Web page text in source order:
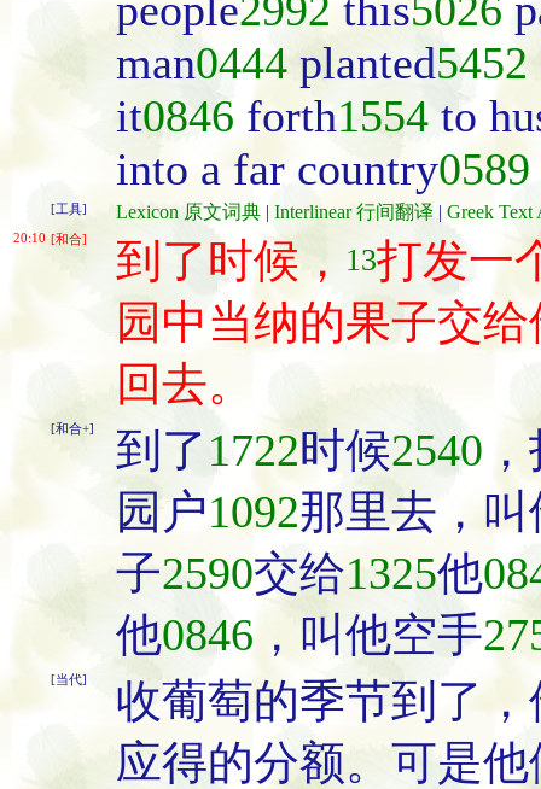
man0444 planted5452
it0846 forth1554 to
into a far country0589
[工具] Lexicon 原文词典 | Interlinear 行间翻译 | Greek
20:10 [和合] 到了时候， 13打发一
园中当纳的果子交
回去。
[和合+] 到了 1722时候2540
园户1092那里去，
子2590交给1325他
他0846 ，叫他空手
[当代]
收葡萄的季节到了
应得的分额。可是